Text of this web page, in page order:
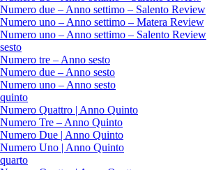
Numero due – Anno settimo – Salento Review
Numero uno – Anno settimo – Matera Review
Numero uno – Anno settimo – Salento Review
Numero tre – Anno sesto
Numero due – Anno sesto
Numero uno – Anno sesto
Numero Quattro | Anno Quinto
Numero Tre – Anno Quinto
Numero Due | Anno Quinto
Numero Uno | Anno Quinto